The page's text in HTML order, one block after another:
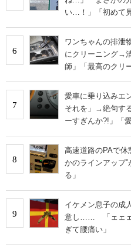
い…！」「初めて
6
ワンちゃんの排泄
にクリーニング→
師」「最高のクリ
7
愛車に乗り込みエ
それを」→絶句す
ーすぎんか?!」「
8
高速道路のPAで
かのラインアップ
る」
9
イケメン息子の成
意し…… 「ェェェ
ぎて腰痛い」